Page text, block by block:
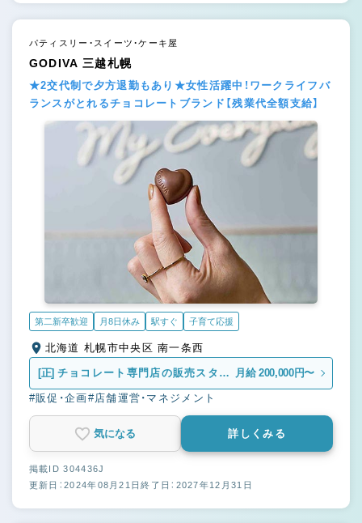
パティスリー・スイーツ・ケーキ屋
GODIVA 三越札幌
★2交代制で夕方退勤もあり★女性活躍中！ワークライフバ
ランスがとれるチョコレートブランド【残業代全額支給】
第二新卒歓迎 月8日休み 駅すぐ 子育て応援
北海道 札幌市中央区 南一条西
[正] チョコレート専門店の販売スタッ
フ
月給 200,000円〜
#販促・企画#店舗運営・マネジメント
気になる 詳しくみる
掲載ID 304436J
更新日：2024年08月21日終了日：2027年12月31日